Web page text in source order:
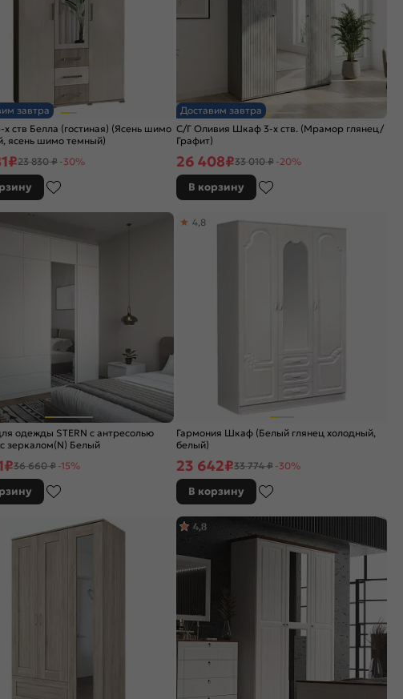
завтра
ств Белла (гостиная) (Ясень шимо
ясень шимо темный)
₽23 830 ₽ -30%
Доставим завтра
С/Г Оливия Шкаф 3-х ств. (Мрамор глянец/
Графит)
26 408₽33 010 ₽ -20%
В корзину
одежды STERN с антресолью
зеркалом(N) Белый
₽36 660 ₽ -15%
Гармония Шкаф (Белый глянец холодный,
белый)
4,8
23 642₽33 774 ₽ -30%
В корзину
4,8